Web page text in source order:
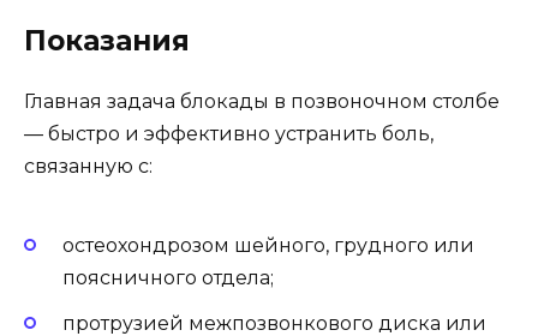
Показания
Главная задача блокады в позвоночном столбе
— быстро и эффективно устранить боль,
связанную с:
остеохондрозом шейного, грудного или
поясничного отдела;
протрузией межпозвонкового диска или